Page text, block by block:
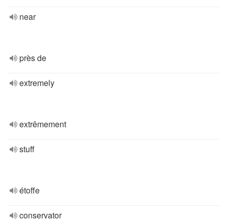
near
près de
extremely
extrêmement
stuff
étoffe
conservator